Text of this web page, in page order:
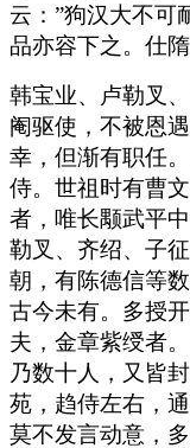
云：”狗汉大不可
品亦容下之。仕
韩宝业、卢勒叉
阉驱使，不被恩
幸，但渐有职任
侍。世祖时有曹
者，唯长颙武平
勒叉、齐绍、子
朝，有陈德信等
古今未有。多授
夫，金章紫绶者
乃数十人，又皆
苑，趋侍左右，
莫不发言动意，